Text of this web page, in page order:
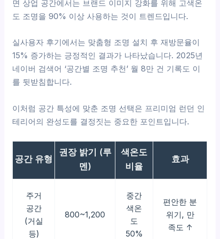
면 상업 공간에서는 브랜드 이미지 강화를 위해 고색온
도 조명을 90% 이상 사용하는 것이 트렌드입니다.
실사용자 후기에서는 맞춤형 조명 설치 후 재방문율이
15% 증가하는 긍정적인 결과가 나타났습니다. 2025년
네이버 검색어 ‘공간별 조명 추천’ 월 8만 건 기록도 이
를 뒷받침합니다.
이처럼 공간 특성에 맞춘 조명 선택은 프리미엄 런던 인
테리어의 완성도를 결정짓는 중요한 포인트입니다.
공간 유형
권장 밝기 (루
멘)
색온도
비율
효과
주거
공간
(거실
등)
800~1,200
중간
색온
도
50%
편안한 분
위기, 만
족도 ↑